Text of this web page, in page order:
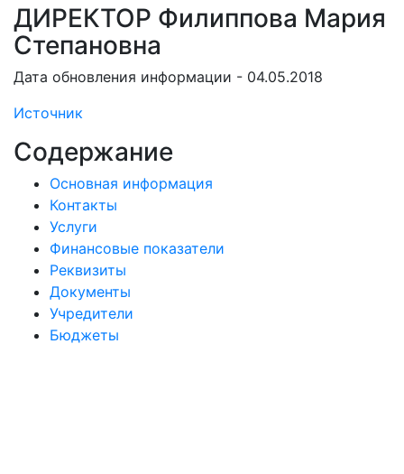
ДИРЕКТОР Филиппова Мария
Степановна
Дата обновления информации - 04.05.2018
Источник
Содержание
Основная информация
Контакты
Услуги
Финансовые показатели
Реквизиты
Документы
Учредители
Бюджеты